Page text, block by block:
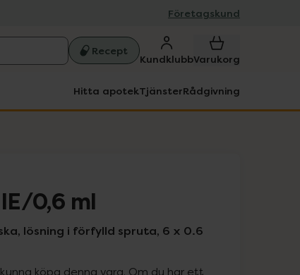
Företagskund
Recept
KundklubbVarukorg
Hitta apotekTjänsterRådgivning
0,6 ml
lösning i förfylld spruta, 6 x 0.6
köpa denna vara. Om du har ett